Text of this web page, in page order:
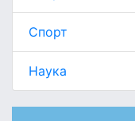
Спорт
Наука